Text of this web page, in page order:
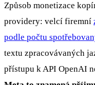
Způsob monetizace
providery: velcí firemní
podle počtu
textu zpracovávaných
přístupu k API OpenAI